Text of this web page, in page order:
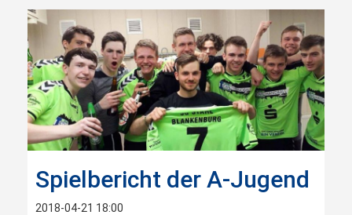
Spielbericht der A-Jugend
2018-04-21 18:00